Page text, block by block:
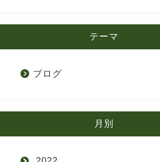
テーマ
ブログ
月別